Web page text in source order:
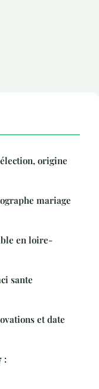
origine
mariage
en loire-
sante
et date
: